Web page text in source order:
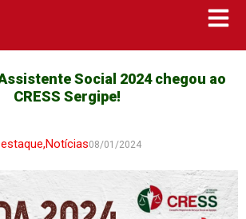
Social 2024 chegou ao
CRESS Sergipe!
,Notícias08/01/2024